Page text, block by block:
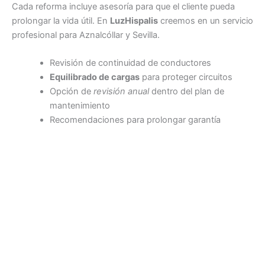
Cada reforma incluye asesoría para que el cliente pueda
prolongar la vida útil. En LuzHispalis creemos en un servicio
profesional para Aznalcóllar y Sevilla.
Revisión de continuidad de conductores
Equilibrado de cargaspara proteger circuitos
Opción de revisión anualdentro del plan de
mantenimiento
Recomendaciones para prolongar garantía